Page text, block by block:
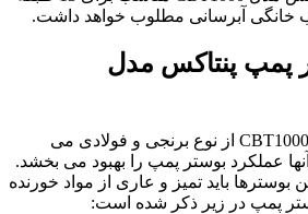
پنتاکس مدل
جنس پروانه بوستر پمپ CBT1000 از نوع برنجی و فولادی می
عملکرد بوستر پمپ را بهبود می بخشد.
بوسترها باید تمیز و عاری از مواد خورنده
پمپ در زیر ذکر شده است: